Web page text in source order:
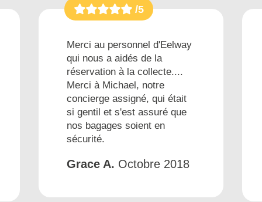
/5
Merci au personnel d'Eelway
qui nous a aidés de la
réservation à la collecte....
Merci à Michael, notre
concierge assigné, qui était
si gentil et s'est assuré que
nos bagages soient en
sécurité.
Grace A. Octobre 2018